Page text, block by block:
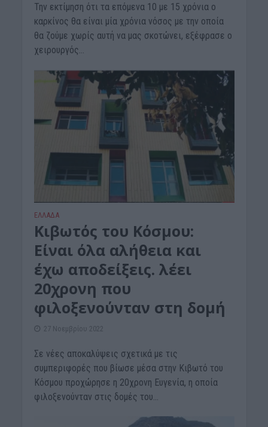
Την εκτίμηση ότι τα επόμενα 10 με 15 χρόνια ο
καρκίνος θα είναι μία χρόνια νόσος με την οποία
θα ζούμε χωρίς αυτή να μας σκοτώνει, εξέφρασε ο
χειρουργός...
ΕΛΛΑΔΑ
Κιβωτός του Κόσμου:
Είναι όλα αλήθεια και
έχω αποδείξεις. λέει
20χρονη που
φιλοξενούνταν στη δομή
27 Νοεμβρίου 2022
Σε νέες αποκαλύψεις σχετικά με τις
συμπεριφορές που βίωσε μέσα στην Κιβωτό του
Κόσμου προχώρησε η 20χρονη Ευγενία, η οποία
φιλοξενούνταν στις δομές του...